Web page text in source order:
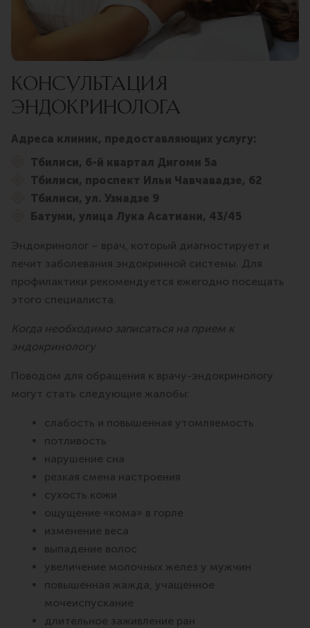
КОНСУЛЬТАЦИЯ
ЭНДОКРИНОЛОГА
Адреса клиник, предоставляющих услугу:
Тбилиси, 6-й квартал Дигоми 5а
Тбилиси, проспект Ильи Чавчавадзе, 62
Тбилиси, ул. Узнадзе 9
Батуми, улица Лука Асатиани, 43/45
Эндокринолог – врач, который диагностирует и
лечит заболевания эндокринной системы. Для
профилактики рекомендуется ежегодно посещать
этого специалиста.
Когда необходимо записаться на прием к
эндокринологу
Поводом для обращения к врачу-эндокринологу
могут стать следующие жалобы:
слабость и повышенная утомляемость
потливость
нарушение сна
резкая смена настроения
сухость кожи
ощущение «кома» в горле
изменение веса
выпадение волос
увеличение молочных желез у мужчин
повышенная жажда, учащенное
мочеиспускание
длительное заживление ран